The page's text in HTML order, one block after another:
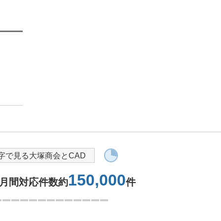
で見る大塚商会とCAD
間対応件数約150,000件
i-Reporter
導入を検討されている方へ